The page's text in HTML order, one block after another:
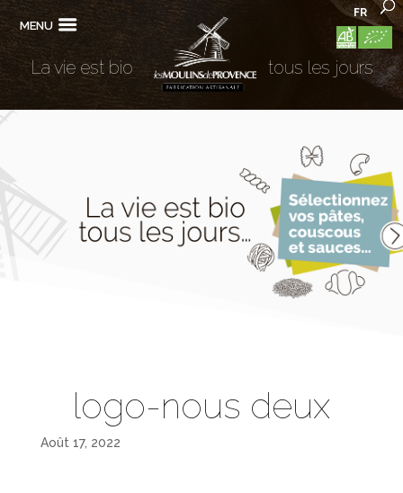
MENU
FR
La vie est bio tous les jours
logo-nous deux
Août 17, 2022